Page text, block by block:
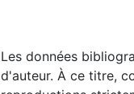
Les données
d'auteur. À ce titre,